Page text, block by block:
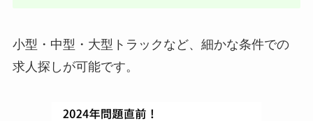
小型・中型・大型トラックなど、細かな条件での
求人探しが可能です。